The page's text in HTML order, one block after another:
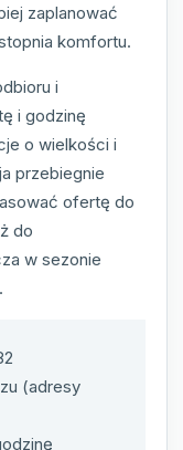
zaplanować
komfortu.
i
i godzinę
o wielkości i
przebiegnie
ofertę do
do
w sezonie
(adresy